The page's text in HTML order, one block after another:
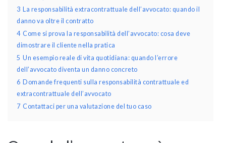
3
La responsabilità extracontrattuale dell’avvocato: quando il
danno va oltre il contratto
4 Come si prova la responsabilità dell’avvocato: cosa deve
dimostrare il cliente nella pratica
5 Un esempio reale di vita quotidiana: quando l’errore
dell’avvocato diventa un danno concreto
6 Domande frequenti sulla responsabilità contrattuale ed
extracontrattuale dell’avvocato
7 Contattaci per una valutazione del tuo caso